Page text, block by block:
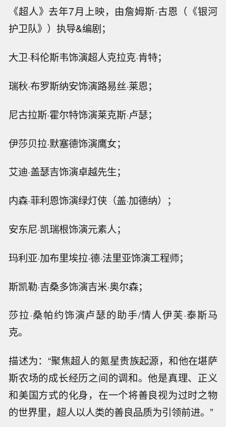
《超人》去年7月上映，由詹姆斯·古恩（《银河
护卫队》）执导&编剧；
大卫·科伦斯韦饰演超人克拉克·肯特；
瑞秋·布罗斯纳安饰演路易丝·莱恩；
尼古拉斯·霍尔特饰演莱克斯·卢瑟；
伊莎贝拉·默塞德饰演鹰女；
艾迪·盖瑟吉饰演卓越先生；
内森·菲利恩饰演绿灯侠（盖·加德纳）；
安东尼·凯瑞根饰演元素人；
玛利亚·加布里埃拉·德·法里亚饰演工程师；
斯凯勒·吉桑多饰演吉米·奥尔森；
莎拉·桑帕约饰演卢瑟的助手/情人伊芙·泰斯马
克。
描述为：“聚焦超人的氪星贵族起源，和他在堪萨
斯农场的成长经历之间的调和。他是真理、正义
和美国方式的化身，在一个将善良视为过时之物
的世界里，超人以人类的善良品质为引领前进。”